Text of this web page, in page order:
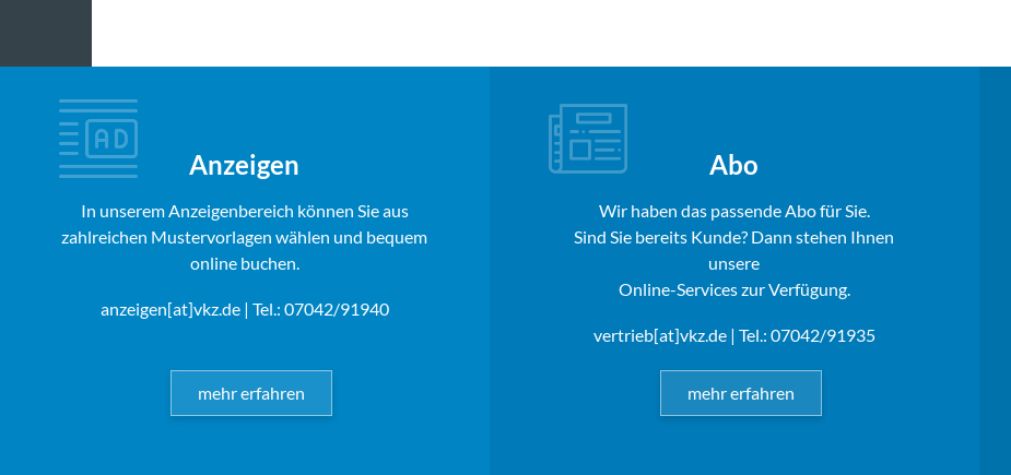
Anzeigen
In unserem Anzeigenbereich können Sie aus
zahlreichen Mustervorlagen wählen und bequem
online buchen.
anzeigen[at]vkz.de| Tel.: 07042/91940
mehr erfahren
Abo
Wir haben das passende Abo für Sie.
Sind Sie bereits Kunde? Dann stehen Ihnen
unsere
Online-Services zur Verfügung.
vertrieb[at]vkz.de| Tel.: 07042/91935
mehr erfahren